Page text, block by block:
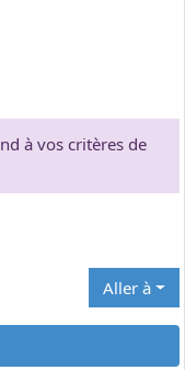
à vos critères de
Aller à